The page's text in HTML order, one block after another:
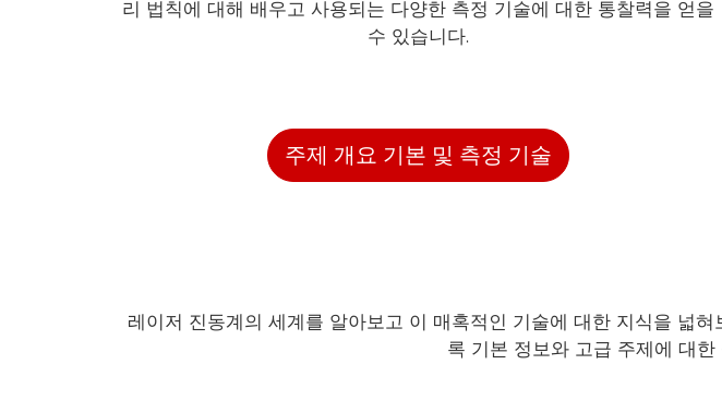
리 법칙에 대해 배우고 사용되는 다양한 측정 기술에 대한 통찰력을 얻을
수 있습니다.
주제 개요 기본 및 측정 기술
레이저 진동계의 세계를 알아보고 이 매혹적인 기술에 대한 지식을 넓
록 기본 정보와 고급 주제에 대